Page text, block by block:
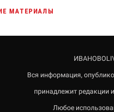
МАТЕРИАЛЫ
Вся информация,
принадлежит редакции
Любое